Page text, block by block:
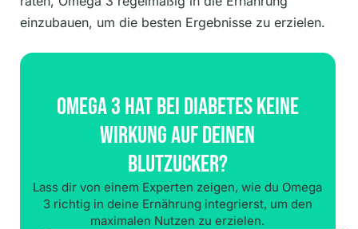
einzubauen, um die besten Ergebnisse zu erzielen.
Omega 3 Hat Bei Diabetes Keine
Wirkung Auf Deinen
Blutzucker?
Lass dir von einem Experten zeigen, wie du Omega
3 richtig in deine Ernährung integrierst, um den
maximalen Nutzen zu erzielen.